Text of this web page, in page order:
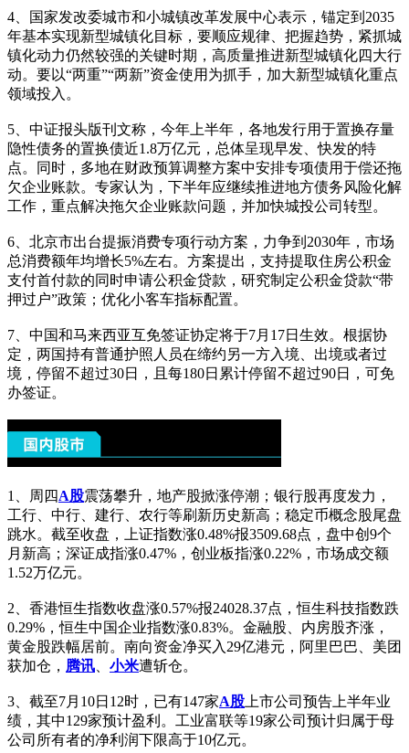
4、国家发改委城市和小城镇改革发展中心表示，锚定到2035
年基本实现新型城镇化目标，要顺应规律、把握趋势，紧抓城
镇化动力仍然较强的关键时期，高质量推进新型城镇化四大行
动。要以“两重”“两新”资金使用为抓手，加大新型城镇化重点
领域投入。
5、中证报头版刊文称，今年上半年，各地发行用于置换存量
隐性债务的置换债近1.8万亿元，总体呈现早发、快发的特
点。同时，多地在财政预算调整方案中安排专项债用于偿还拖
欠企业账款。专家认为，下半年应继续推进地方债务风险化解
工作，重点解决拖欠企业账款问题，并加快城投公司转型。
6、北京市出台提振消费专项行动方案，力争到2030年，市场
总消费额年均增长5%左右。方案提出，支持提取住房公积金
支付首付款的同时申请公积金贷款，研究制定公积金贷款“带
押过户”政策；优化小客车指标配置。
7、中国和马来西亚互免签证协定将于7月17日生效。根据协
定，两国持有普通护照人员在缔约另一方入境、出境或者过
境，停留不超过30日，且每180日累计停留不超过90日，可免
办签证。
1、周四A股震荡攀升，地产股掀涨停潮；银行股再度发力，
工行、中行、建行、农行等刷新历史新高；稳定币概念股尾盘
跳水。截至收盘，上证指数涨0.48%报3509.68点，盘中创9个
月新高；深证成指涨0.47%，创业板指涨0.22%，市场成交额
1.52万亿元。
2、香港恒生指数收盘涨0.57%报24028.37点，恒生科技指数跌
0.29%，恒生中国企业指数涨0.83%。金融股、内房股齐涨，
黄金股跌幅居前。南向资金净买入29亿港元，阿里巴巴、美团
获加仓， 腾讯 小米遭斩仓。
3、截至7月10日12时，已有147家A股 上市公司预告上半年业
绩，其中129家预计盈利。工业富联等19家公司预计归属于母
公司所有者的净利润下限高于10亿元。